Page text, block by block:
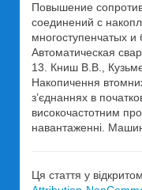
Повышение
соединений с
многоступенчатых и
Автоматическая
13. Книш В.В.,
Накопичення
з’єднаннях в
високочастотним
навантаженні.
Ця стаття у